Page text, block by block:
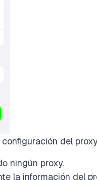
del
ningún proxy.
la información del